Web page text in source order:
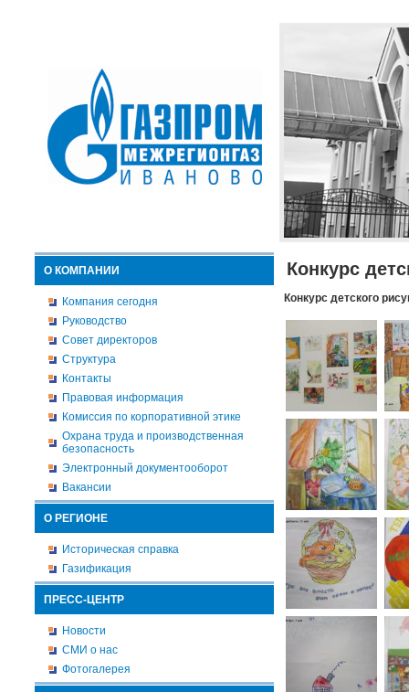
О КОМПАНИИ
Компания сегодня
Руководство
Совет директоров
Структура
Контакты
Правовая информация
Комиссия по корпоративной этике
Охрана труда и производственная
безопасность
Электронный документооборот
Вакансии
О РЕГИОНЕ
Историческая справка
Газификация
ПРЕСС-ЦЕНТР
Новости
СМИ о нас
Фотогалерея
Конкурс
Конкурс детского